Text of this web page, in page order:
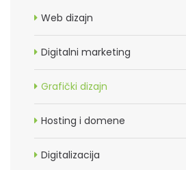
Web dizajn
Digitalni marketing
Grafički dizajn
Hosting i domene
Digitalizacija